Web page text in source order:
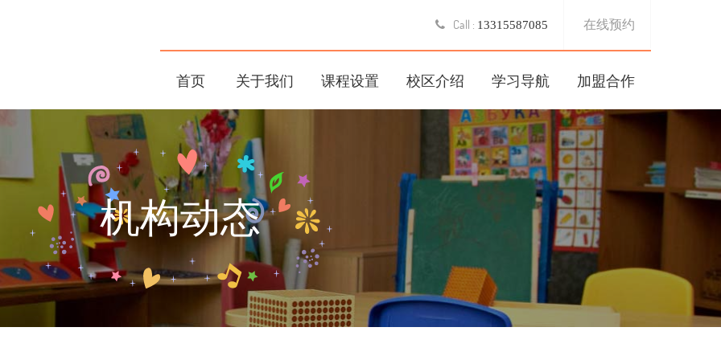
Call : 13315587085 在线预约
首页 关于我们 课程设置 校区介绍 学习导航 加盟合作
机构动态